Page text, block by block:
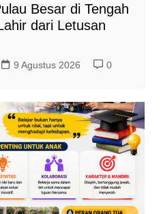
Besar di Tengah
dari Letusan
9 Agustus 2026 0